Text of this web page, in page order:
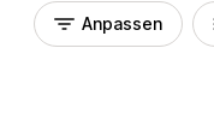
Anpassen